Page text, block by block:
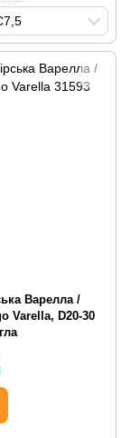
Варелла /
Varella, D20-30